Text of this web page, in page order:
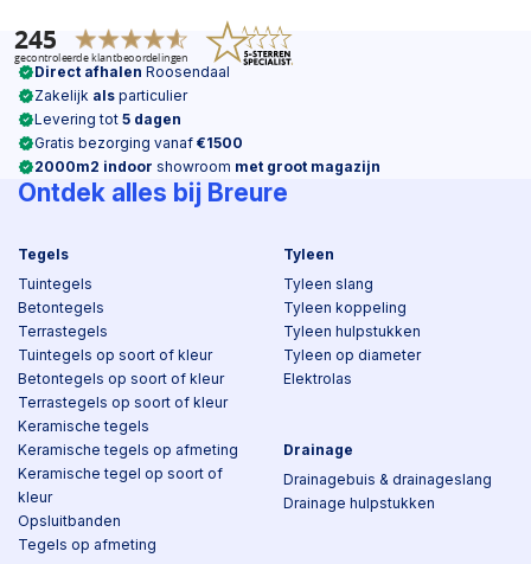
Direct afhalen Roosendaal
Zakelijk als particulier
Levering tot 5 dagen
Gratis bezorging vanaf €1500
2000m2 indoor showroom met groot magazijn
Ontdek alles bij Breure
Tegels
Tuintegels
Betontegels
Terrastegels
Tuintegels op soort of kleur
Betontegels op soort of kleur
Terrastegels op soort of kleur
Keramische tegels
Keramische tegels op afmeting
Keramische tegel op soort of
kleur
Opsluitbanden
Tegels op afmeting
Tyleen
Tyleen slang
Tyleen koppeling
Tyleen hulpstukken
Tyleen op diameter
Elektrolas
Drainage
Drainagebuis & drainageslang
Drainage hulpstukken